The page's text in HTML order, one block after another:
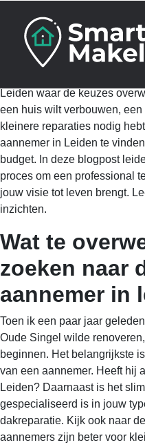
Het vinden van een
Leiden waar de keuzes
een huis wilt verbouwen,
kleinere reparaties nodig
aannemer in Leiden te
budget. In deze blogpost
proces om een professional
jouw visie tot leven brengt.
inzichten.
Wat te
zoeken naar
aannemer in
Toen ik een paar jaar
Oude Singel wilde
beginnen. Het belangrijkste
van een aannemer. Heeft hij
Leiden? Daarnaast is het
gespecialiseerd is in jouw
dakreparatie. Kijk ook naar
aannemers zijn beter voor